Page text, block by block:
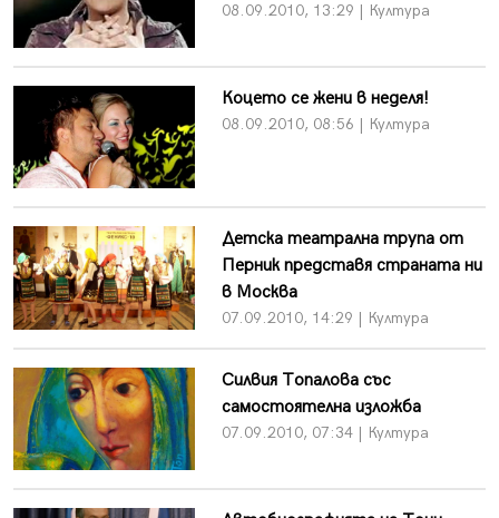
08.09.2010, 13:29 | Култура
Коцето се жени в неделя!
08.09.2010, 08:56 | Култура
Детска театрална трупа от
Перник представя страната ни
в Москва
07.09.2010, 14:29 | Култура
Силвия Топалова със
самостоятелна изложба
07.09.2010, 07:34 | Култура